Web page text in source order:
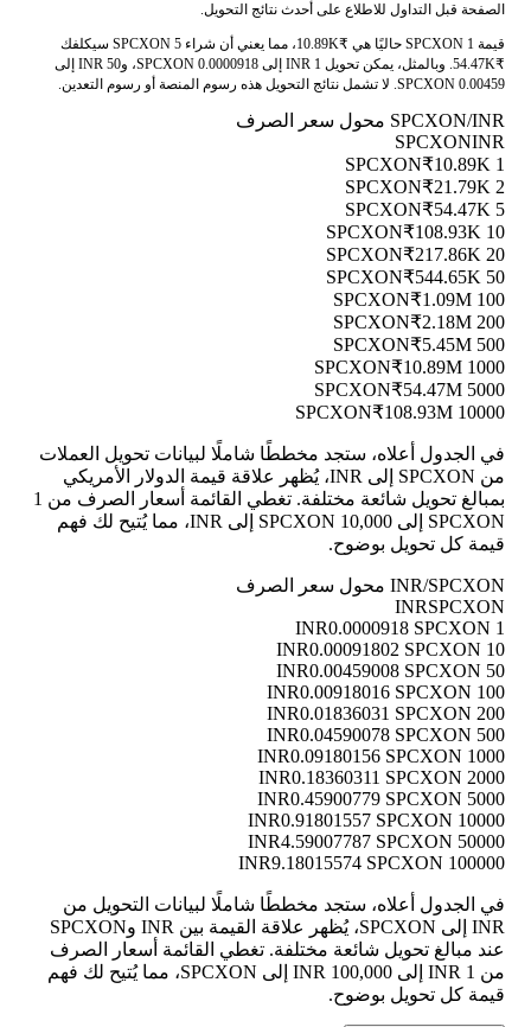
الصفحة قبل التداول للاطلاع على أحدث نتائج التحويل.
قيمة 1 SPCXON حاليًا هي ₹10.89K، مما يعني أن شراء 5 SPCXON سيكلفك
₹54.47K. وبالمثل، يمكن تحويل 1 INR إلى 0.0000918 SPCXON، و50 INR إلى
0.00459 SPCXON. لا تشمل نتائج التحويل هذه رسوم المنصة أو رسوم التعدين.
SPCXON/INR محول سعر الصرف
SPCXONINR
1 SPCXON
₹10.89K
2 SPCXON
₹21.79K
5 SPCXON
₹54.47K
10 SPCXON
₹108.93K
20 SPCXON
₹217.86K
50 SPCXON
₹544.65K
100 SPCXON
₹1.09M
200 SPCXON
₹2.18M
500 SPCXON
₹5.45M
1000 SPCXON
₹10.89M
5000 SPCXON
₹54.47M
10000 SPCXON
₹108.93M
في الجدول أعلاه، ستجد مخططًا شاملًا لبيانات تحويل العملات
من SPCXON إلى INR، يُظهر علاقة قيمة الدولار الأمريكي
بمبالغ تحويل شائعة مختلفة. تغطي القائمة أسعار الصرف من 1
SPCXON إلى 10,000 SPCXON إلى INR، مما يُتيح لك فهم
قيمة كل تحويل بوضوح.
INR/SPCXON محول سعر الصرف
INRSPCXON
1 INR
0.0000918 SPCXON
10 INR
0.00091802 SPCXON
50 INR
0.00459008 SPCXON
100 INR
0.00918016 SPCXON
200 INR
0.01836031 SPCXON
500 INR
0.04590078 SPCXON
1000 INR
0.09180156 SPCXON
2000 INR
0.18360311 SPCXON
5000 INR
0.45900779 SPCXON
10000 INR
0.91801557 SPCXON
50000 INR
4.59007787 SPCXON
100000 INR
9.18015574 SPCXON
في الجدول أعلاه، ستجد مخططًا شاملًا لبيانات التحويل من
INR إلى SPCXON، يُظهر علاقة القيمة بين INR وSPCXON
عند مبالغ تحويل شائعة مختلفة. تغطي القائمة أسعار الصرف
من 1 INR إلى 100,000 INR إلى SPCXON، مما يُتيح لك فهم
قيمة كل تحويل بوضوح.